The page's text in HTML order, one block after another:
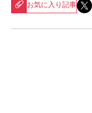
お気に入り記事